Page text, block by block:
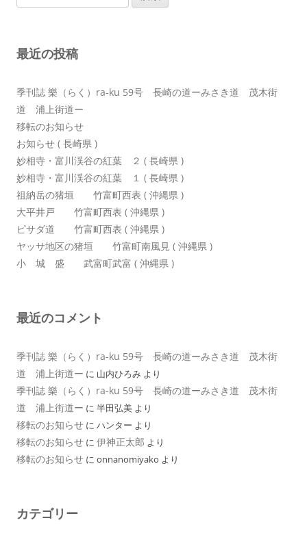
ン
索:
最近の投稿
季刊誌 樂（らく）ra-ku 59号 長崎の道ーみさき道 茂木街
道 浦上街道ー
移転のお知らせ
お知らせ ( 長崎県 )
妙相寺・富川渓谷の紅葉 ２ ( 長崎県 )
妙相寺・富川渓谷の紅葉 １ ( 長崎県 )
祖納岳の猪垣 竹富町西表 ( 沖縄県 )
大平井戸 竹富町西表 ( 沖縄県 )
ピサダ道 竹富町西表 ( 沖縄県 )
ヤッサ地区の猪垣 竹富町南風見 ( 沖縄県 )
小 城 盛 武富町武富 ( 沖縄県 )
最近のコメント
季刊誌 樂（らく）ra-ku 59号 長崎の道ーみさき道 茂木街
道 浦上街道ー に 山内ひろみ より
季刊誌 樂（らく）ra-ku 59号 長崎の道ーみさき道 茂木街
道 浦上街道ー に 半田弘美 より
移転のお知らせ に ハンター より
移転のお知らせ に 伊神正太郎 より
移転のお知らせ に onnanomiyako より
カテゴリー